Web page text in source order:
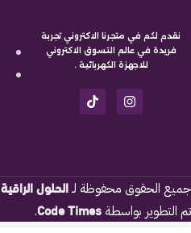
نقدم لكم في متجرنا الاكتروني تجربة
فريدة في عالم التسوق الاكتروني
للاجهزة الكهربائية .
جميع الحقوق محفوظة لـالحلول الراقية
تم التطوير بواسطة Code Times
.